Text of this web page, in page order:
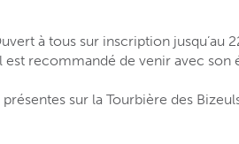
à tous sur inscription jusqu’au
recommandé de venir avec son
sur la Tourbière des